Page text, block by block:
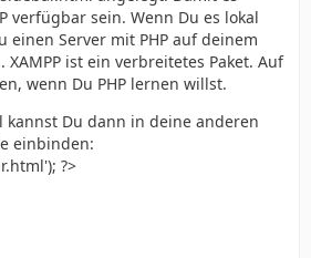
verfügbar sein. Wenn Du es lokal
einen Server mit PHP auf deinem
ist ein verbreitetes Paket. Auf
wenn Du PHP lernen willst.
kannst Du dann in deine anderen
einbinden:
?>